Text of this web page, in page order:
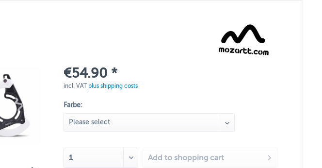
€54.90 *
incl. VAT plus shipping costs
Farbe:
Add to shopping cart